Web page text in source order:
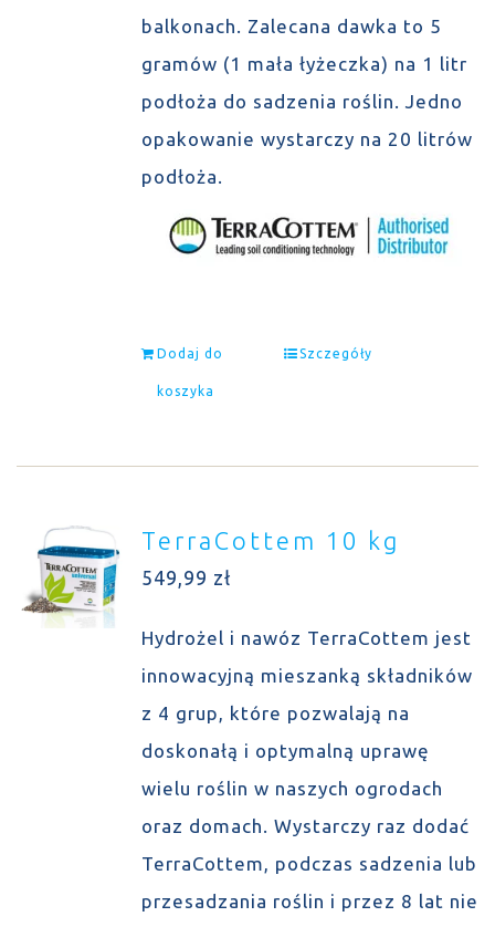
balkonach. Zalecana dawka to 5
gramów (1 mała łyżeczka) na 1 litr
podłoża do sadzenia roślin. Jedno
opakowanie wystarczy na 20 litrów
podłoża.
Dodaj do
koszyka
Szczegóły
TerraCottem 10 kg
549,99 zł
Hydrożel i nawóz TerraCottem jest
innowacyjną mieszanką składników
z 4 grup, które pozwalają na
doskonałą i optymalną uprawę
wielu roślin w naszych ogrodach
oraz domach. Wystarczy raz dodać
TerraCottem, podczas sadzenia lub
przesadzania roślin i przez 8 lat nie